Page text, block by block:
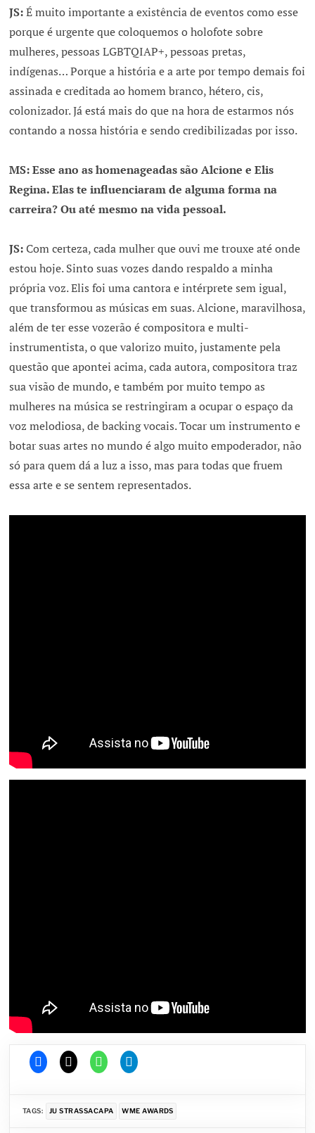
JS:É muito importante a existência de eventos como esse
porque é urgente que coloquemos o holofote sobre
mulheres, pessoas LGBTQIAP+, pessoas pretas,
indígenas… Porque a história e a arte por tempo demais foi
assinada e creditada ao homem branco, hétero, cis,
colonizador. Já está mais do que na hora de estarmos nós
contando a nossa história e sendo credibilizadas por isso.
MS: Esse ano as homenageadas são Alcione e Elis
Regina. Elas te influenciaram de alguma forma na
carreira? Ou até mesmo na vida pessoal.
JS:Com certeza, cada mulher que ouvi me trouxe até onde
estou hoje. Sinto suas vozes dando respaldo a minha
própria voz. Elis foi uma cantora e intérprete sem igual,
que transformou as músicas em suas. Alcione, maravilhosa,
além de ter esse vozerão é compositora e multi-
instrumentista, o que valorizo muito, justamente pela
questão que apontei acima, cada autora, compositora traz
sua visão de mundo, e também por muito tempo as
mulheres na música se restringiram a ocupar o espaço da
voz melodiosa, de backing vocais. Tocar um instrumento e
botar suas artes no mundo é algo muito empoderador, não
só para quem dá a luz a isso, mas para todas que fruem
essa arte e se sentem representados.
TAGS: JU STRASSACAPA WME AWARDS